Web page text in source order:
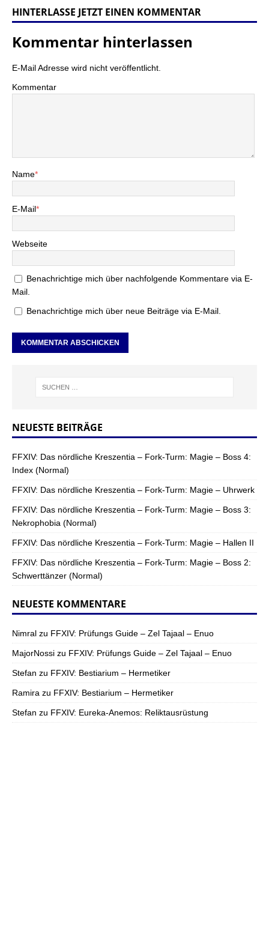
HINTERLASSE JETZT EINEN KOMMENTAR
Kommentar hinterlassen
E-Mail Adresse wird nicht veröffentlicht.
Kommentar
Name*
E-Mail*
Webseite
Benachrichtige mich über nachfolgende Kommentare via E-
Mail.
Benachrichtige mich über neue Beiträge via E-Mail.
NEUESTE BEITRÄGE
FFXIV: Das nördliche Kreszentia – Fork-Turm: Magie – Boss 4:
Index (Normal)
FFXIV: Das nördliche Kreszentia – Fork-Turm: Magie – Uhrwerk
FFXIV: Das nördliche Kreszentia – Fork-Turm: Magie – Boss 3:
Nekrophobia (Normal)
FFXIV: Das nördliche Kreszentia – Fork-Turm: Magie – Hallen II
FFXIV: Das nördliche Kreszentia – Fork-Turm: Magie – Boss 2:
Schwerttänzer (Normal)
NEUESTE KOMMENTARE
Nimral zu FFXIV: Prüfungs Guide – Zel Tajaal – Enuo
MajorNossi zu FFXIV: Prüfungs Guide – Zel Tajaal – Enuo
Stefan zu FFXIV: Bestiarium – Hermetiker
Ramira zu FFXIV: Bestiarium – Hermetiker
Stefan zu FFXIV: Eureka-Anemos: Reliktausrüstung